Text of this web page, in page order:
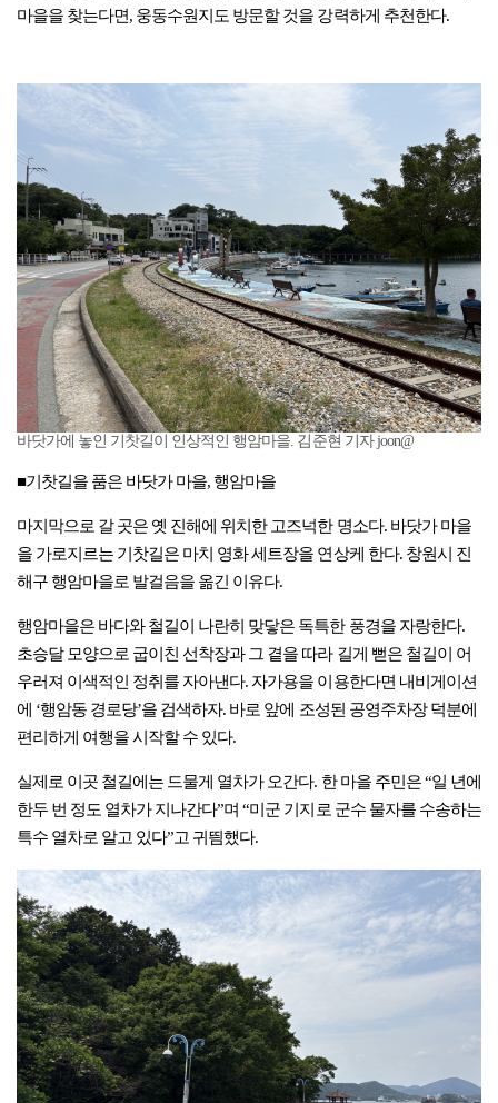
마을을 찾는다면, 웅동수원지도 방문할 것을 강력하게 추천한다.
바닷가에 놓인 기찻길이 인상적인 행암마을. 김준현 기자 joon@
■기찻길을 품은 바닷가 마을, 행암마을
마지막으로 갈 곳은 옛 진해에 위치한 고즈넉한 명소다. 바닷가 마을
을 가로지르는 기찻길은 마치 영화 세트장을 연상케 한다. 창원시 진
해구 행암마을로 발걸음을 옮긴 이유다.
행암마을은 바다와 철길이 나란히 맞닿은 독특한 풍경을 자랑한다.
초승달 모양으로 굽이친 선착장과 그 곁을 따라 길게 뻗은 철길이 어
우러져 이색적인 정취를 자아낸다. 자가용을 이용한다면 내비게이션
에 ‘행암동 경로당’을 검색하자. 바로 앞에 조성된 공영주차장 덕분에
편리하게 여행을 시작할 수 있다.
실제로 이곳 철길에는 드물게 열차가 오간다. 한 마을 주민은 “일 년에
한두 번 정도 열차가 지나간다”며 “미군 기지로 군수 물자를 수송하는
특수 열차로 알고 있다”고 귀띔했다.